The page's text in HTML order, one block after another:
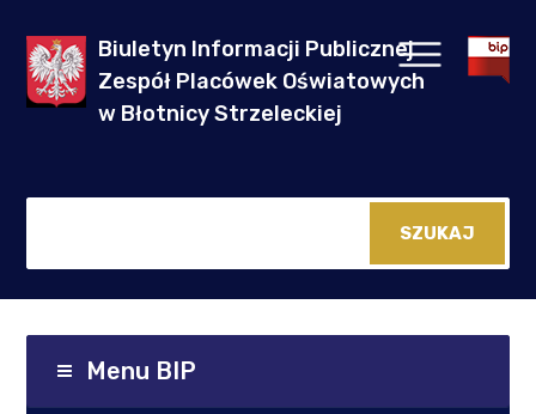
Biuletyn Informacji Publicznej
Zespół Placówek Oświatowych
w Błotnicy Strzeleckiej
Menu BIP